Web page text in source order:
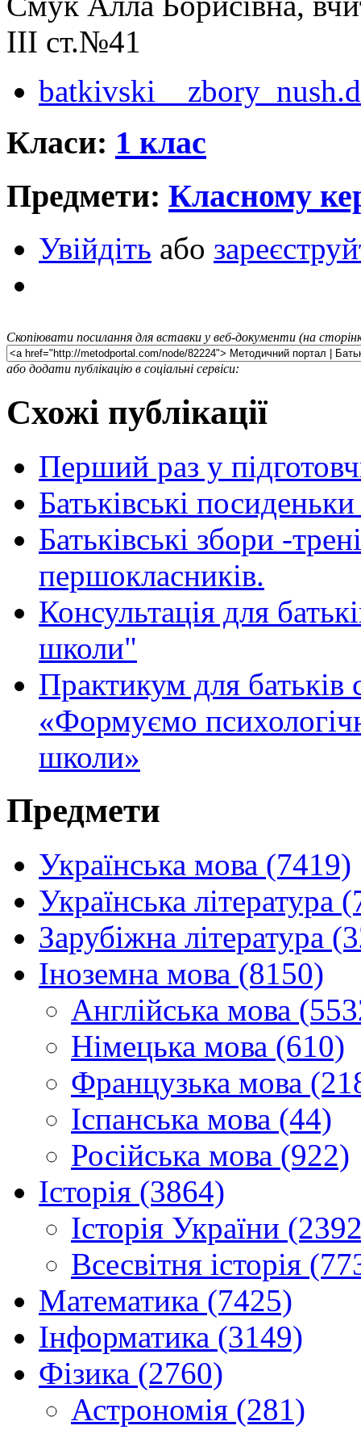
ІІІ ст.№41
Класи: 1 клас
Предмети: Класному
Увійдіть або
Скопіювати посилання для вставки у веб-документи (на
або додати публікацію в соціальні сервіси:
Схожі публікації
Перший раз у
Батьківські
Батьківські збори -
першокласників.
Консультація для
школи"
Практикум для
«Формуємо
школи»
Предмети
Українська мова (7419)
Українська література
Зарубіжна література
Іноземна мова (8150)
Англійська мова
Німецька мова (610)
Французька мова
Іспанська мова (44)
Російська мова (922)
Історія (3864)
Історія України
Всесвітня історія
Математика (7425)
Інформатика (3149)
Фізика (2760)
Астрономія (281)